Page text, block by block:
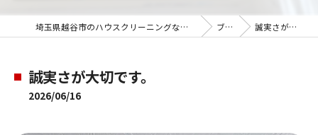
埼玉県越谷市のハウスクリーニングならおそうじ革命越谷大袋店 ブログ 誠実さが大切です。
誠実さが大切です。
2026/06/16